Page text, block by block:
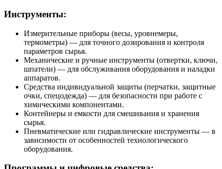
Инструменты:
Измерительные приборы (весы, уровнемеры,
термометры) — для точного дозирования и контроля
параметров сырья.
Механические и ручные инструменты (отвертки, ключи,
шпатели) — для обслуживания оборудования и наладки
аппаратов.
Средства индивидуальной защиты (перчатки, защитные
очки, спецодежда) — для безопасности при работе с
химическими компонентами.
Контейнеры и емкости для смешивания и хранения
сырья.
Пневматические или гидравлические инструменты — в
зависимости от особенностей технологического
оборудования.